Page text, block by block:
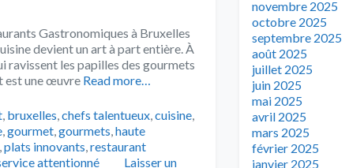
Gastronomiques à Bruxelles
devient un art à part entière. À
ravissent les papilles des gourmets
est une œuvre Read more…
, bruxelles,chefs talentueux,cuisine,
,gourmet,gourmets,haute
,plats innovants,restaurant
attentionné
Laisser un
novembre 2025
octobre 2025
septembre 2025
août 2025
juillet 2025
juin 2025
mai 2025
avril 2025
mars 2025
février 2025
janvier 2025